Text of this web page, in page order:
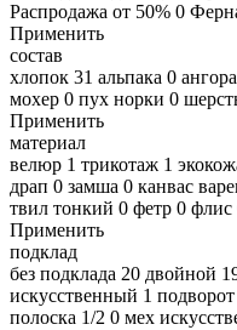
Распродажа от 50% 0
Применить
состав
хлопок 31 альпака 0 ангора
мохер 0 пух норки 0
Применить
материал
велюр 1 трикотаж 1
драп 0 замша 0 канвас
твил тонкий 0 фетр 0 флис
Применить
подклад
без подклада 20 двойной
искусственный 1 подворот
полоска 1/2 0 мех